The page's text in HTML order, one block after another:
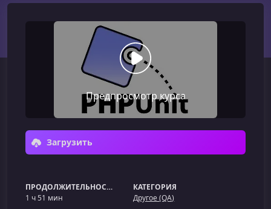
Предпросмотр курса
Загрузить
ПРОДОЛЖИТЕЛЬНОСТЬ
1 ч 51 мин
КАТЕГОРИЯ
Другое (QA)